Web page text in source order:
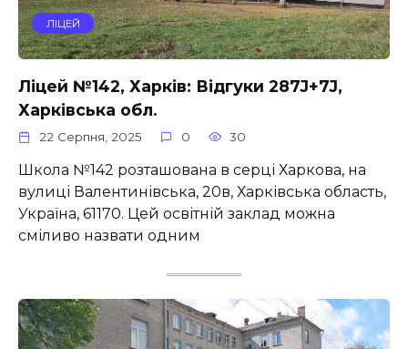
ЛІЦЕЙ
Ліцей №142, Харків: Відгуки 287J+7J,
Харківська обл.
22 Серпня, 2025 0 30
Школа №142 розташована в серці Харкова, на
вулиці Валентинівська, 20в, Харківська область,
Україна, 61170. Цей освітній заклад можна
сміливо назвати одним